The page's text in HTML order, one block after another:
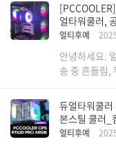
얼타워쿨러,
얼티후예
안녕하세요.
송 중 흔들림,
듀얼타워쿨러
본스틸 쿨러_
얼티후예